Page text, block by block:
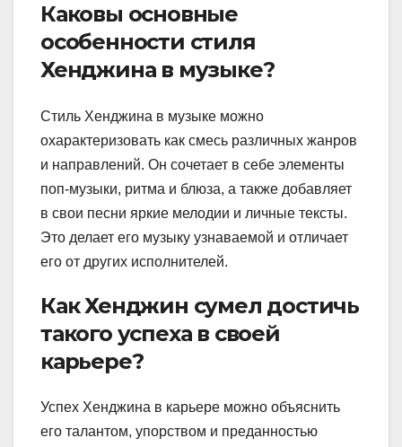
Каковы основные
особенности стиля
Хенджина в музыке?
Стиль Хенджина в музыке можно
охарактеризовать как смесь различных жанров
и направлений. Он сочетает в себе элементы
поп-музыки, ритма и блюза, а также добавляет
в свои песни яркие мелодии и личные тексты.
Это делает его музыку узнаваемой и отличает
его от других исполнителей.
Как Хенджин сумел достичь
такого успеха в своей
карьере?
Успех Хенджина в карьере можно объяснить
его талантом, упорством и преданностью